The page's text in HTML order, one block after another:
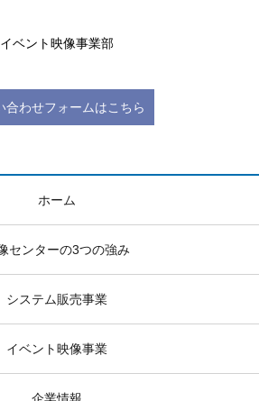
イベント映像事業部
合わせフォームはこちら
ホーム
センターの3つの強み
システム販売事業
イベント映像事業